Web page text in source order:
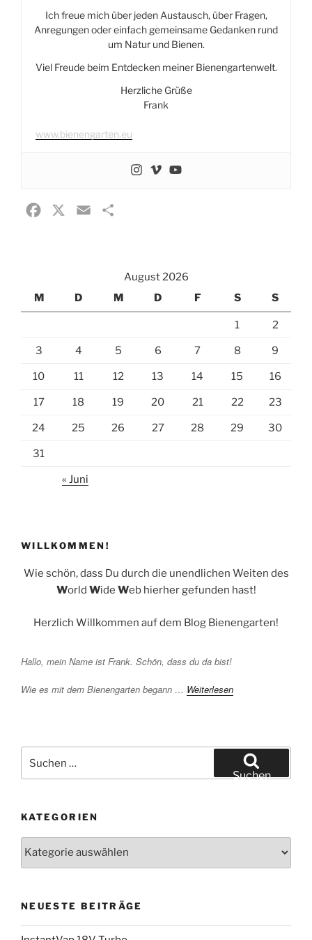
Ich freue mich über jeden Austausch, über Fragen,
Anregungen oder einfach gemeinsame Gedanken rund
um Natur und Bienen.
Viel Freude beim Entdecken meiner Bienengartenwelt.
Herzliche Grüße
Frank
www.bienengarten.eu
August 2026
M
D M D F S S
1 2
3 4 5 6 7 8 9
10 11 12 13 14 15 16
17 18 19 20 21 22 23
24 25 26 27 28 29 30
31
« Juni
WILLKOMMEN!
Wie schön, dass Du durch die unendlichen Weiten des
World Wide Web hierher gefunden hast!
Herzlich Willkommen auf dem Blog Bienengarten!
Hallo, mein Name ist Frank. Schön, dass du da bist!
Wie es mit dem Bienengarten begann … Weiterlesen
nach:
Suchen
KATEGORIEN
NEUESTE BEITRÄGE